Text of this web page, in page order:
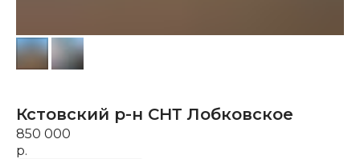
Кстовский р-н СНТ Лобковское
850 000
р.